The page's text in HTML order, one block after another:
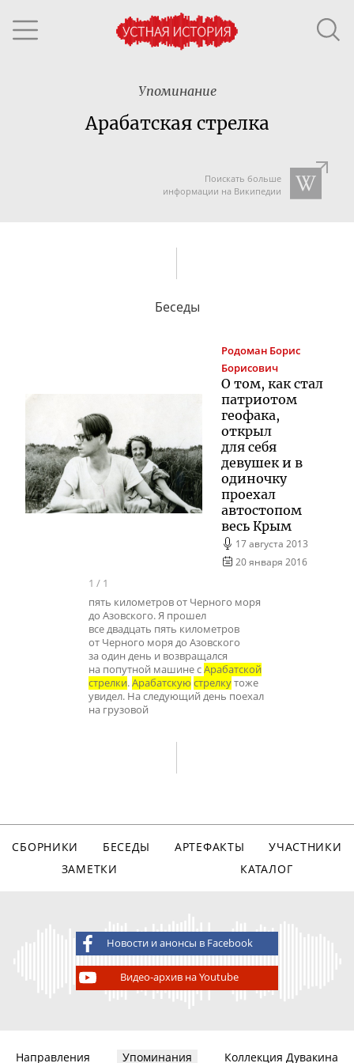
Упоминание
Арабатская стрелка
Поискать больше
информации на Википедии
Беседы
Родоман Борис
Борисович
О том, как стал
патриотом
геофака,
открыл
для себя
девушек и в
одиночку
проехал
автостопом
весь Крым
17 августа 2013
20 января 2016
1 / 1
пять километров от Черного моря
до Азовского. Я прошел
все двадцать пять километров
от Черного моря до Азовского
за один день и возвращался
на попутной машине сАрабатской
стрелки.Арабатскую стрелкутоже
увидел. На следующий день поехал
на грузовой
СБОРНИКИ БЕСЕДЫ АРТЕФАКТЫ
УЧАСТНИКИ
ЗАМЕТКИ
КАТАЛОГ
Новости и анонсы в Facebook
Видео-архив на Youtube
Направления Упоминания Коллекция Дувакина